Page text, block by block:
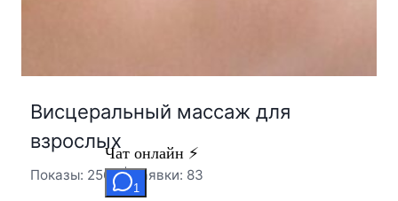
Висцеральный массаж для
взрослых
Показы: 2565 | Заявки: 83